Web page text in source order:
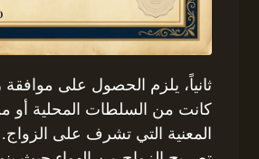
ثانياً، يلزم الحصول على
كانت من السلطات المحلية أو
المعنية التي تشرف على الزواج.